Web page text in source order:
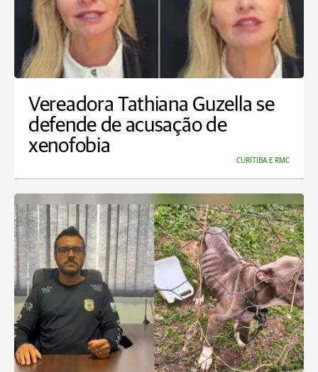
Vereadora Tathiana Guzella se
defende de acusação de
xenofobia
CURITIBA E RMC